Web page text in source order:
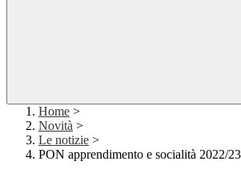
Home >
Novità >
Le notizie >
PON apprendimento e socialità 2022/